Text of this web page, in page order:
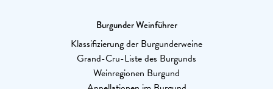
Burgunder Weinführer
Klassifizierung der Burgunderweine
Grand-Cru-Liste des Burgunds
Weinregionen Burgund